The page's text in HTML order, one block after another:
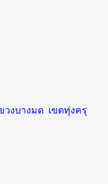
วงบางมด เขตทุ่งครุ